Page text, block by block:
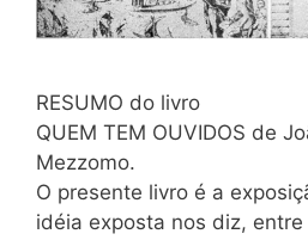
RESUMO do livro
QUEM TEM OUVIDOS de
Mezzomo.
O presente livro é a
idéia exposta nos diz,